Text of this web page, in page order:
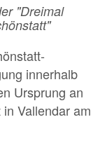
"Dreimal
innerhalb
Ursprung an
Vallendar am